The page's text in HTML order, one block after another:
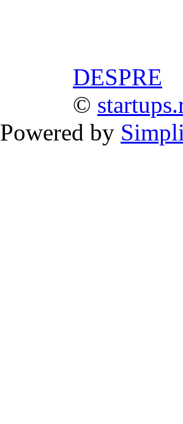
DESPRE
©
Powered by